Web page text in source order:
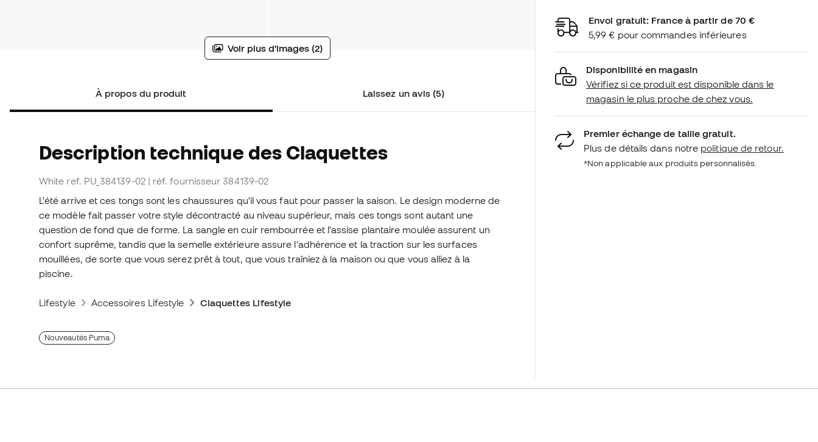
Voir plus d'images (2)
À propos du produit Laissez un avis (5)
Description technique des Claquettes
White ref. PU_384139-02 | réf. fournisseur 384139-02
L'été arrive et ces tongs sont les chaussures qu'il vous faut pour passer la saison. Le design moderne de
ce modèle fait passer votre style décontracté au niveau supérieur, mais ces tongs sont autant une
question de fond que de forme. La sangle en cuir rembourrée et l'assise plantaire moulée assurent un
confort suprême, tandis que la semelle extérieure assure l'adhérence et la traction sur les surfaces
mouillées, de sorte que vous serez prêt à tout, que vous traîniez à la maison ou que vous alliez à la
piscine.
Lifestyle Accessoires Lifestyle Claquettes Lifestyle
Nouveautés Puma
Envoi gratuit: France à partir de 70 €
5,99 € pour commandes inférieures
Disponibilité en magasin
Vérifiez si ce produit est disponible dans le
magasin le plus proche de chez vous.
Premier échange de taille gratuit.
Plus de détails dans notre politique de retour.
*Non applicable aux produits personnalisés.